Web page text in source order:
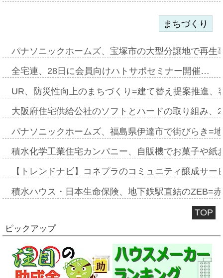
まちづくり
パナソニックホームズ、宝塚市の大型分譲地で再
全宅連、28日に会員向けハトサポセミナー開催…
UR、防災性向上のまちづくり=建て替え提案推進
大阪府住宅供給公社のソフトとハードの取り組み
パナソニックホームズ、福島県伊達市で街びらき=
積水化学工業住宅カンパニー、自販機でお菓子や
【トレンドナビ】コネプラのコミュニティ醸成サ
積水ハウス・日本生命保険、地下鉄駅直結のZEB=
TOP
ピックアップ